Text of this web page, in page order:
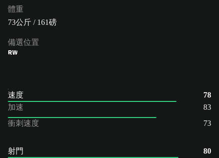
體重
73公斤 / 161磅
備選位置
RW
速度
78
加速
83
衝刺速度
73
射門
80